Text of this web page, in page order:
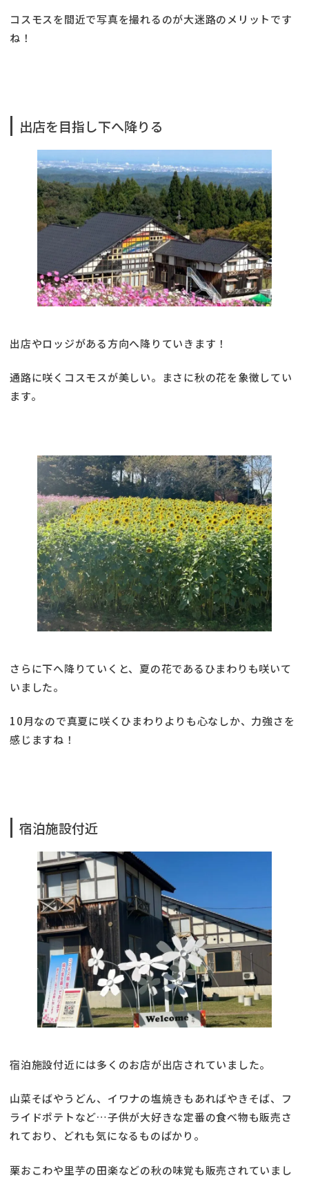
コスモスを間近で写真を撮れるのが大迷路のメリットです
ね！
出店を目指し下へ降りる
出店やロッジがある方向へ降りていきます！
通路に咲くコスモスが美しい。まさに秋の花を象徴してい
ます。
さらに下へ降りていくと、夏の花であるひまわりも咲いて
いました。
10月なので真夏に咲くひまわりよりも心なしか、力強さを
感じますね！
宿泊施設付近
宿泊施設付近には多くのお店が出店されていました。
山菜そばやうどん、イワナの塩焼きもあればやきそば、フ
ライドポテトなど…子供が大好きな定番の食べ物も販売さ
れており、どれも気になるものばかり。
栗おこわや里芋の田楽などの秋の味覚も販売されていまし